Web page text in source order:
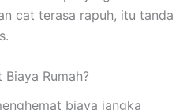
cat terasa rapuh, itu tanda
Rumah?
biaya jangka